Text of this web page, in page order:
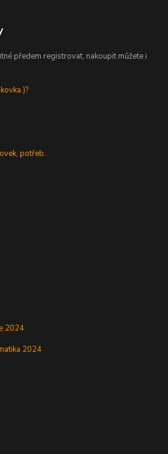
předem registrovat, nakoupit můžete i
)?
potřeb.
2024
2024